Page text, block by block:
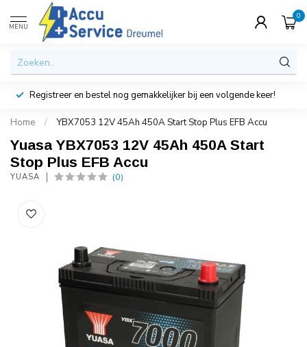
MENU
0
Registreer en bestel nog gemakkelijker bij een volgende keer!
Home / YBX7053 12V 45Ah 450A Start Stop Plus EFB Accu
Yuasa YBX7053 12V 45Ah 450A Start
Stop Plus EFB Accu
YUASA (0)